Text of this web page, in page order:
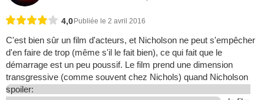
4,0 Publiée le 2 avril 2016
C'est bien sûr un film d'acteurs, et Nicholson ne peut s'empêcher
d'en faire de trop (même s'il le fait bien), ce qui fait que le
démarrage est un peu poussif. Le film prend une dimension
transgressive (comme souvent chez Nichols) quand Nicholson
spoiler: